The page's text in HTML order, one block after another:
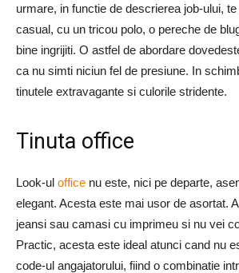
urmare, in functie de descrierea job-ului,
casual, cu un tricou polo, o pereche de
bine ingrijiti. O astfel de abordare
ca nu simti niciun fel de presiune. In
tinutele extravagante si culorile stridente.
Tinuta office
Look-ul office nu este, nici pe departe,
elegant. Acesta este mai usor de asortat.
jeansi sau camasi cu imprimeu si nu vei
Practic, acesta este ideal atunci cand nu
code-ul angajatorului, fiind o combinatie